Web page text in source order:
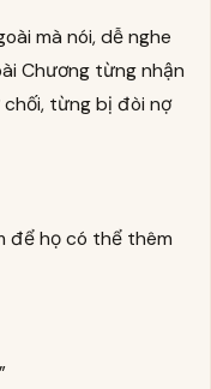
mà nói, dễ nghe
Chương từng nhận
từng bị đòi nợ
để họ có thể thêm